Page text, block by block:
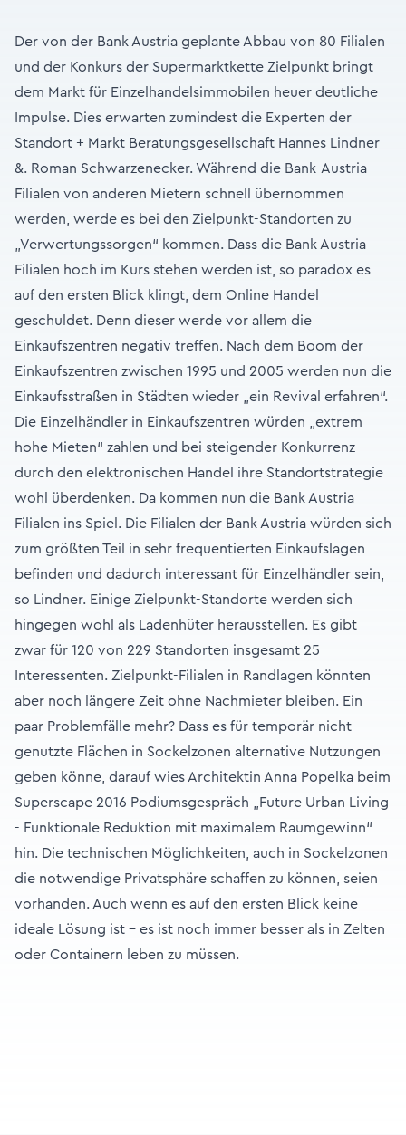
Der von der Bank Austria geplante Abbau von 80 Filialen
und der Konkurs der Supermarktkette Zielpunkt bringt
dem Markt für Einzelhandelsimmobilen heuer deutliche
Impulse. Dies erwarten zumindest die Experten der
Standort + Markt Beratungsgesellschaft Hannes Lindner
&. Roman Schwarzenecker. Während die Bank-Austria-
Filialen von anderen Mietern schnell übernommen
werden, werde es bei den Zielpunkt-Standorten zu
„Verwertungssorgen“ kommen. Dass die Bank Austria
Filialen hoch im Kurs stehen werden ist, so paradox es
auf den ersten Blick klingt, dem Online Handel
geschuldet. Denn dieser werde vor allem die
Einkaufszentren negativ treffen. Nach dem Boom der
Einkaufszentren zwischen 1995 und 2005 werden nun die
Einkaufsstraßen in Städten wieder „ein Revival erfahren“.
Die Einzelhändler in Einkaufszentren würden „extrem
hohe Mieten“ zahlen und bei steigender Konkurrenz
durch den elektronischen Handel ihre Standortstrategie
wohl überdenken. Da kommen nun die Bank Austria
Filialen ins Spiel. Die Filialen der Bank Austria würden sich
zum größten Teil in sehr frequentierten Einkaufslagen
befinden und dadurch interessant für Einzelhändler sein,
so Lindner. Einige Zielpunkt-Standorte werden sich
hingegen wohl als Ladenhüter herausstellen. Es gibt
zwar für 120 von 229 Standorten insgesamt 25
Interessenten. Zielpunkt-Filialen in Randlagen könnten
aber noch längere Zeit ohne Nachmieter bleiben. Ein
paar Problemfälle mehr? Dass es für temporär nicht
genutzte Flächen in Sockelzonen alternative Nutzungen
geben könne, darauf wies Architektin Anna Popelka beim
Superscape 2016 Podiumsgespräch „Future Urban Living
- Funktionale Reduktion mit maximalem Raumgewinn“
hin. Die technischen Möglichkeiten, auch in Sockelzonen
die notwendige Privatsphäre schaffen zu können, seien
vorhanden. Auch wenn es auf den ersten Blick keine
ideale Lösung ist – es ist noch immer besser als in Zelten
oder Containern leben zu müssen.